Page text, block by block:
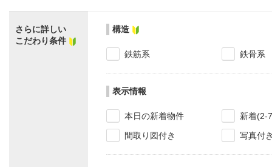
さらに詳しい
こだわり条件
構造
鉄筋系 鉄骨系
表示情報
本日の新着物件
新着(2-
間取り図付き
写真付